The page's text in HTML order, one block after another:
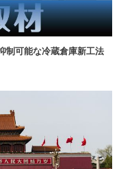
制可能な冷蔵倉庫新工法